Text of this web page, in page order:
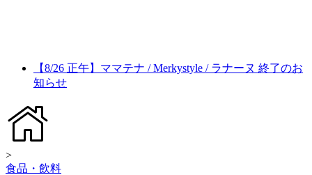
【8/26 正午】ママテナ / Merkystyle / ラナーヌ 終了のお
知らせ
>
食品・飲料